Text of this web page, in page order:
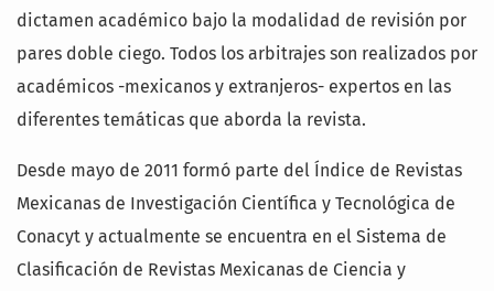
dictamen académico bajo la modalidad de revisión por
pares doble ciego. Todos los arbitrajes son realizados por
académicos -mexicanos y extranjeros- expertos en las
diferentes temáticas que aborda la revista.
Desde mayo de 2011 formó parte del Índice de Revistas
Mexicanas de Investigación Científica y Tecnológica de
Conacyt y actualmente se encuentra en el Sistema de
Clasificación de Revistas Mexicanas de Ciencia y